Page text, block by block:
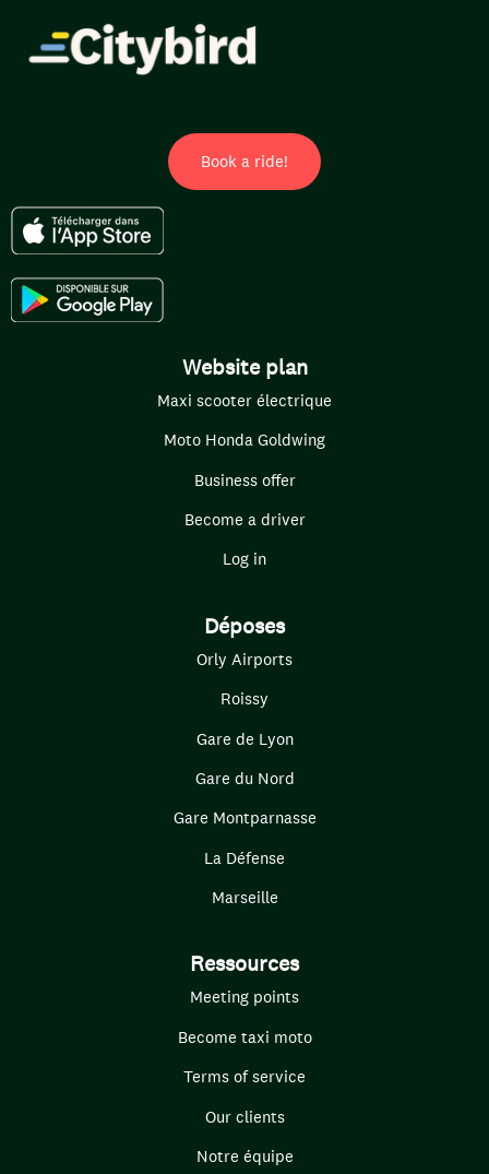
Book a ride!
Website plan
Maxi scooter électrique
Moto Honda Goldwing
Business offer
Become a driver
Log in
Déposes
Orly Airports
Roissy
Gare de Lyon
Gare du Nord
Gare Montparnasse
La Défense
Marseille
Ressources
Meeting points
Become taxi moto
Terms of service
Our clients
Notre équipe